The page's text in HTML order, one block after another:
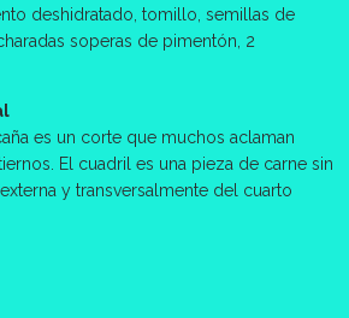
deshidratado, tomillo, semillas de
soperas de pimentón, 2
es un corte que muchos aclaman
El cuadril es una pieza de carne sin
y transversalmente del cuarto